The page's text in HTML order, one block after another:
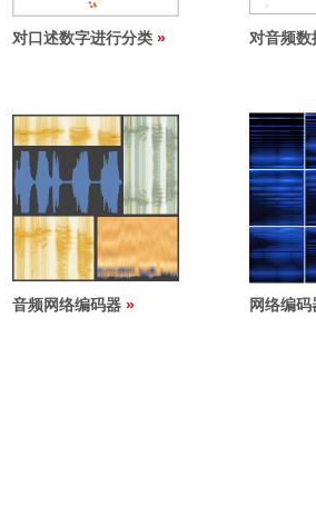
对口述数字进行分类 对音频
音频网络编码器 网络编